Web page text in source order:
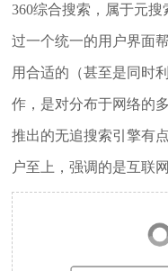
360综合搜索，属于元
过一个统一的用户界面
用合适的（甚至是同时
作，是对分布于网络的
推出的无追搜索引擎有
户至上，强调的是互联